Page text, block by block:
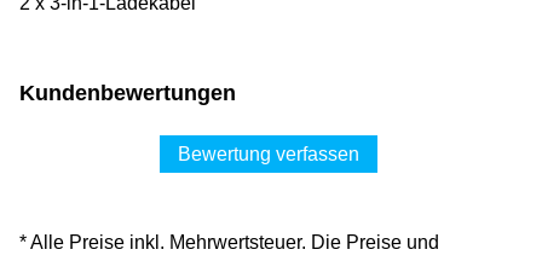
Kundenbewertungen
Bewertung verfassen
* Alle Preise inkl. Mehrwertsteuer. Die Preise und